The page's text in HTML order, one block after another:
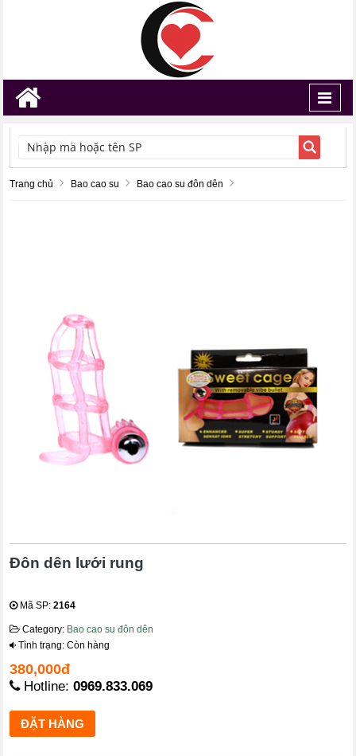
TÌM KIẾM
Trang chủ Bao cao su Bao cao su đôn dên
Đôn dên lưới rung
Mã SP:2164
Category: Bao cao su đôn dên
Tình trạng: Còn hàng
380,000đ
Hotline:0969.833.069